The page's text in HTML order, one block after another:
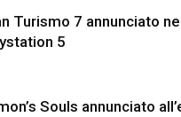
Turismo 7 annunciato
5
Souls annunciato